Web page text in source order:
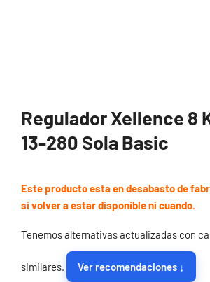
Regulador Xellence 8
13-280 Sola Basic
Este producto esta en desabasto de
si volver a estar disponible ni cuando.
Tenemos alternativas actualizadas con
similares. Ver recomendaciones ↓